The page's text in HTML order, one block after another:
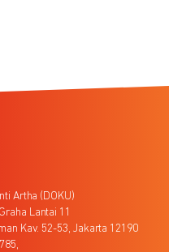
Artha (DOKU)
Lantai 11
Kav. 52-53, Jakarta 12190